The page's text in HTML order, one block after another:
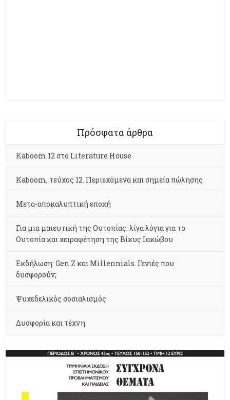
Πρόσφατα άρθρα
Kaboom 12 στο Literature House
Kaboom, τεύχος 12. Περιεχόμενα και σημεία πώλησης
Μετα-αποκαλυπτική εποχή
Για μια μαιευτική της Ουτοπίας: λίγα λόγια για το
Ουτοπία και χειραφέτηση της Βίκυς Ιακώβου
Εκδήλωση: Gen Z και Millennials. Γενιές που
δυσφορούν;
Ψυχεδελικός σοσιαλισμός
Δυσφορία και τέχνη